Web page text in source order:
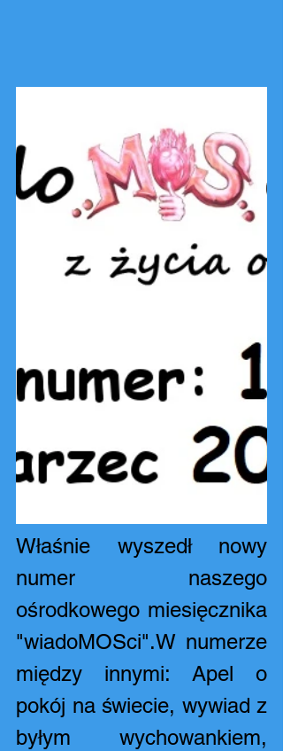
Właśnie wyszedł nowy
numer naszego
ośrodkowego miesięcznika
"wiadoMOSci".W numerze
między innymi: Apel o
pokój na świecie, wywiad z
byłym wychowankiem,